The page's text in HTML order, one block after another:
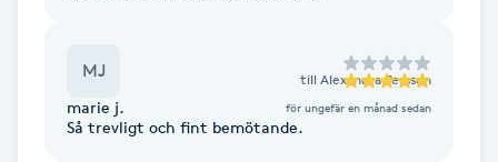
MJ till Alexandra Persson
marie j. för ungefär en månad sedan
Så trevligt och fint bemötande.